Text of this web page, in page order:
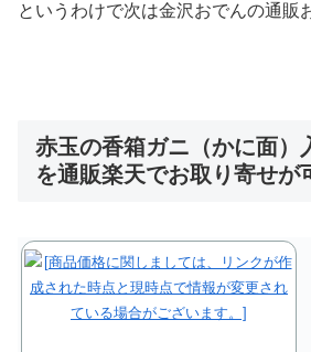
というわけで次は金沢おでんの通販
赤玉の香箱ガニ（かに面）
を通販楽天でお取り寄せが